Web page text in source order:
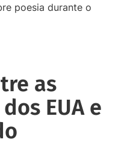
poesia durante o
as
EUA e